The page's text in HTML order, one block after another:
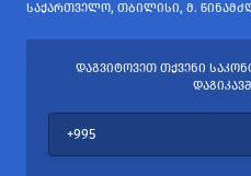
ᲡᲐᲥᲐᲠᲗᲕᲔᲚᲝ, ᲗᲑᲘᲚᲘᲡᲘ, Მ.
ᲓᲐᲒᲕᲘᲢᲝᲕᲔᲗ ᲗᲥᲕᲔᲜᲘ